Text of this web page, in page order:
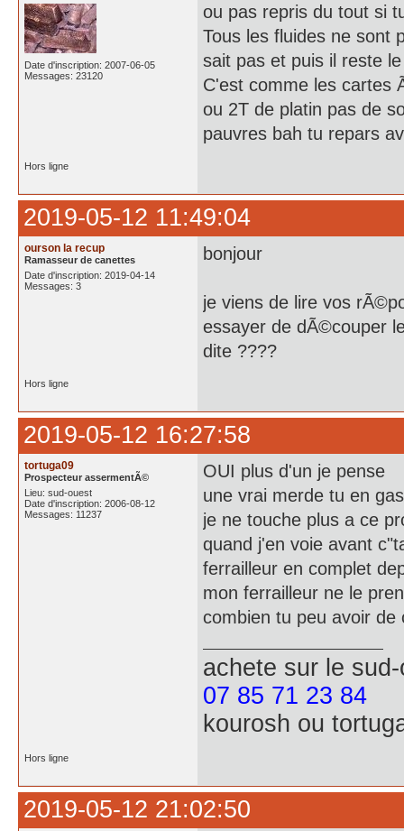
Date d'inscription: 2007-06-05
Messages: 23120
ou pas repris du tout si
Tous les fluides ne sont
sait pas et puis il reste
C'est comme les cartes
ou 2T de platin pas de
pauvres bah tu repars
Hors ligne
2019-05-12 11:49:04
ourson la recup
Ramasseur de canettes
Date d'inscription: 2019-04-14
Messages: 3
bonjour
je viens de lire vos
essayer de dÃ©couper
dite ????
Hors ligne
2019-05-12 16:27:58
tortuga09
Prospecteur assermentÃ©
Lieu: sud-ouest
Date d'inscription: 2006-08-12
Messages: 11237
OUI plus d'un je pense
une vrai merde tu en
je ne touche plus a ce
quand j'en voie avant
ferrailleur en complet
mon ferrailleur ne le
combien tu peu avoir
achete sur le
07 85 71 23 84
kourosh ou
Hors ligne
2019-05-12 21:02:50